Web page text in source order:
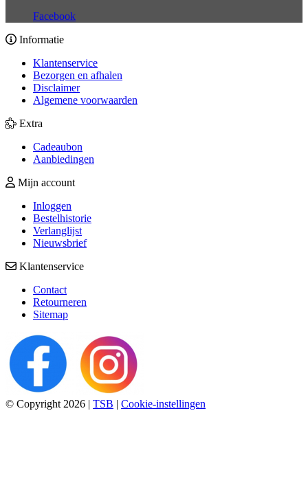
Facebook
Informatie
Klantenservice
Bezorgen en afhalen
Disclaimer
Algemene voorwaarden
Extra
Cadeaubon
Aanbiedingen
Mijn account
Inloggen
Bestelhistorie
Verlanglijst
Nieuwsbrief
Klantenservice
Contact
Retourneren
Sitemap
© Copyright 2026 | TSB | Cookie-instellingen